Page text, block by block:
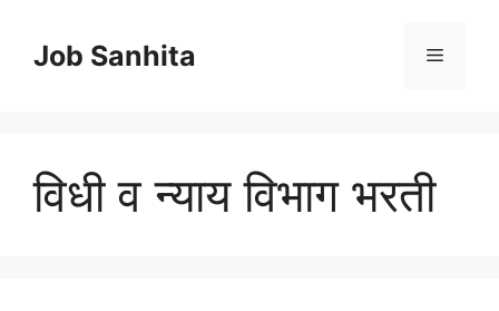
contentJob Sanhita Menu
विधी व न्याय विभाग भरती